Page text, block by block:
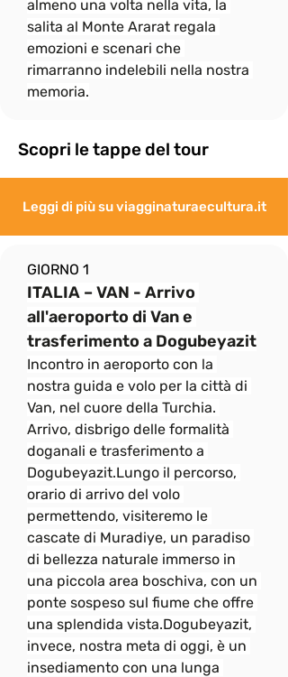
meglio per non distaccarsi troppo dal
gruppo e rallentare
eccessivamente le attività.
almeno una volta nella vita, la
salita al Monte Ararat regala
emozioni e scenari che
rimarranno indelebili nella nostra
memoria.
Scopri le tappe del tour
Leggi di più su viagginaturaecultura.it
GIORNO 1
ITALIA – VAN - Arrivo
all'aeroporto di Van e
trasferimento a Dogubeyazit
Incontro in aeroporto con la
nostra guida e volo per la città di
Van, nel cuore della Turchia.
Arrivo, disbrigo delle formalità
doganali e trasferimento a
Dogubeyazit.Lungo il percorso,
orario di arrivo del volo
permettendo, visiteremo le
cascate di Muradiye, un paradiso
di bellezza naturale immerso in
una piccola area boschiva, con un
ponte sospeso sul fiume che offre
una splendida vista.Dogubeyazit,
invece, nostra meta di oggi, è un
insediamento con una lunga